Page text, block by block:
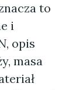
to
i
, opis
masa